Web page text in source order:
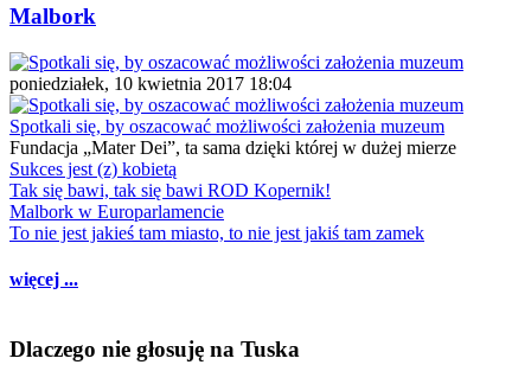
Malbork
poniedziałek, 10 kwietnia 2017 18:04
Spotkali się, by oszacować możliwości założenia muzeum
Fundacja „Mater Dei”, ta sama dzięki której w dużej mierze
Sukces jest (z) kobietą
Tak się bawi, tak się bawi ROD Kopernik!
Malbork w Europarlamencie
To nie jest jakieś tam miasto, to nie jest jakiś tam zamek
więcej ...
Dlaczego nie głosuję na Tuska